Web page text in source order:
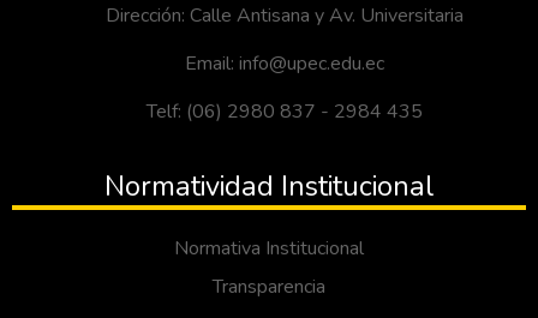
Dirección: Calle Antisana y Av. Universitaria
Email: info@upec.edu.ec
Telf: (06) 2980 837 - 2984 435
Normatividad Institucional
Normativa Institucional
Transparencia